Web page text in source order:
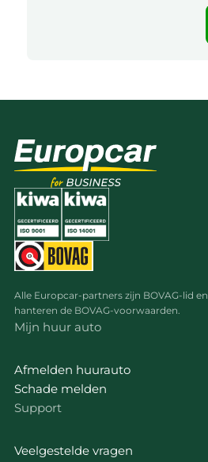
Alle Europcar-partners zijn BOVAG-lid en
hanteren de BOVAG-voorwaarden.
Mijn huur auto
Afmelden huurauto
Schade melden
Support
Veelgestelde vragen